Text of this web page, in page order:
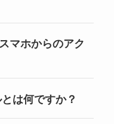
マホからのアク
は何ですか？